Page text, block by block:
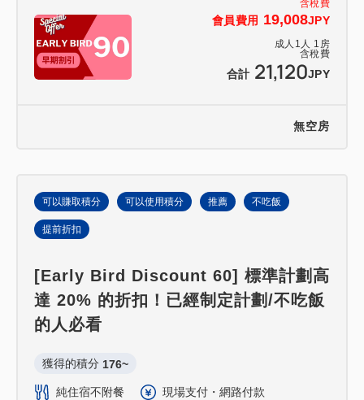
含稅費
會員費用 19,008JPY
成人 1 人 1 房
含稅費
合計 21,120JPY
無空房
可以賺取積分 可以使用積分 推薦 不吃飯
提前折扣
[Early Bird Discount 60] 標準計劃高
達 20% 的折扣！已經制定計劃/不吃飯
的人必看
獲得的積分 176~
純住宿不附餐 現場支付・網路付款